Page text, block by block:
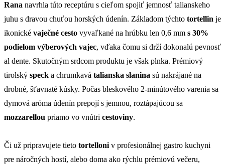
Rana navrhla túto receptúru s cieľom spojiť jemnosť talianskeho
juhu s dravou chuťou horských údenín. Základom týchto tortellin je
ikonické vaječné cesto vyvaľkané na hrúbku len 0,6 mm s 30%
podielom výberových vajec, vďaka čomu si drží dokonalú pevnosť
al dente. Skutočným srdcom produktu je však plnka. Prémiový
tirolský speck a chrumkavá talianska slanina sú nakrájané na
drobné, šťavnaté kúsky. Počas bleskového 2-minútového varenia sa
dymová aróma údenín prepojí s jemnou, roztápajúcou sa
mozzarellou priamo vo vnútri cestoviny.
Či už pripravujete tieto tortelloni v profesionálnej gastro kuchyni
pre náročných hostí, alebo doma ako rýchlu prémiovú večeru,